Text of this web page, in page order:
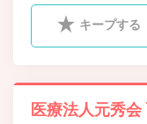
キープする
医療法人元秀